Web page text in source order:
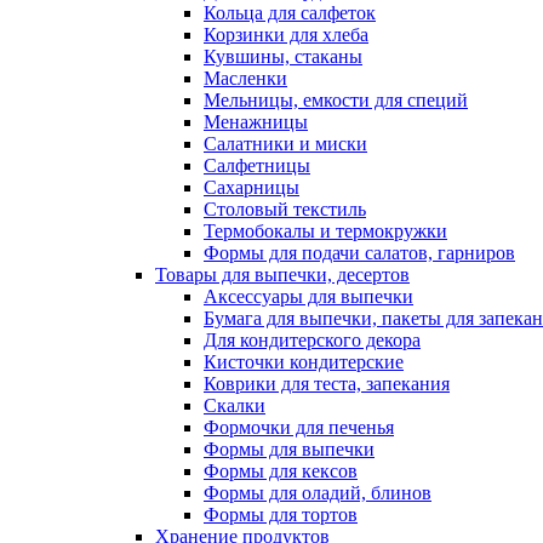
Кольца для салфеток
Корзинки для хлеба
Кувшины, стаканы
Масленки
Мельницы, емкости для специй
Менажницы
Салатники и миски
Салфетницы
Сахарницы
Столовый текстиль
Термобокалы и термокружки
Формы для подачи салатов, гарниров
Товары для выпечки, десертов
Аксессуары для выпечки
Бумага для выпечки, пакеты для
Для кондитерского декора
Кисточки кондитерские
Коврики для теста, запекания
Скалки
Формочки для печенья
Формы для выпечки
Формы для кексов
Формы для оладий, блинов
Формы для тортов
Хранение продуктов